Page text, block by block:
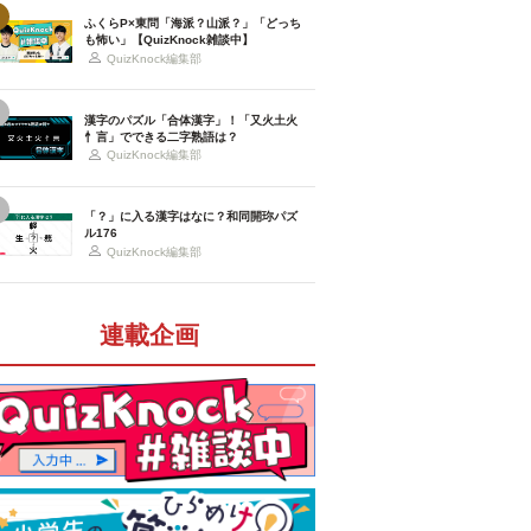
ふくらP×東問「海派？山派？」「どっち
も怖い」【QuizKnock雑談中】
QuizKnock編集部
漢字のパズル「合体漢字」！「又火土火
忄言」でできる二字熟語は？
QuizKnock編集部
「？」に入る漢字はなに？和同開珎パズ
ル176
QuizKnock編集部
連載企画